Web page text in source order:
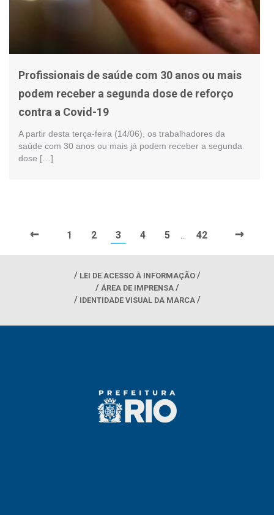
Profissionais de saúde com 30 anos ou mais
podem receber a segunda dose de reforço
contra a Covid-19
A partir desta terça-feira (14/06), os trabalhadores da
saúde com 30 anos ou mais já podem receber a segunda
dose […]
← 1 2 3 4 5 … 42 →
LEI DE ACESSO À INFORMAÇÃO
ÁREA DE IMPRENSA
IDENTIDADE VISUAL DA MARCA